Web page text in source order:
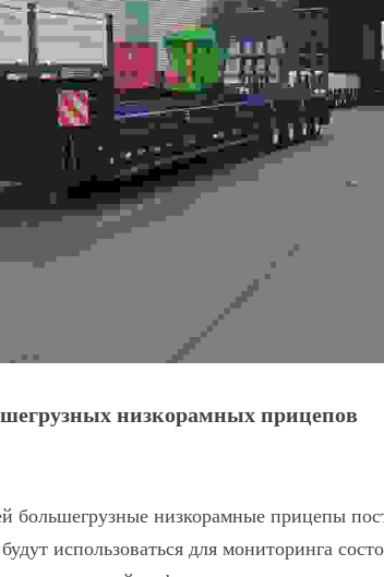
низкорамных прицепов
большегрузные низкорамные прицепы
использоваться для мониторинга